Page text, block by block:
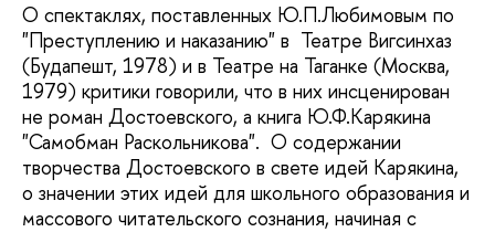
О спектаклях, поставленных Ю.П.Любимовым по
"Преступлению и наказанию" в Театре Вигсинхаз
(Будапешт, 1978) и в Театре на Таганке (Москва,
1979) критики говорили, что в них инсценирован
не роман Достоевского, а книга Ю.Ф.Карякина
"Самобман Раскольникова". О содержании
творчества Достоевского в свете идей Карякина,
о значении этих идей для школьного образования и
массового читательского сознания, начиная с